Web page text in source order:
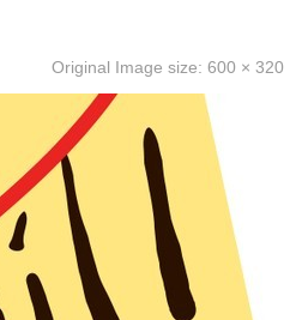
Original Image size: 600 × 320